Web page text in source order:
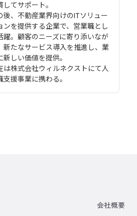
してサポート。
後、不動産業界向けのITソリュー
ンを提供する企業で、営業職とし
躍。顧客のニーズに寄り添いなが
新たなサービス導入を推進し、業
新しい価値を提供。
は株式会社ウィルネクストにて人
支援事業に携わる。
会社概要